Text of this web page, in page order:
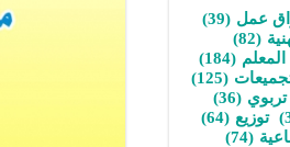
عمل (39)
(82)
المعلم (184)
(125)
تربوي (36)
توزيع (64)
(74)